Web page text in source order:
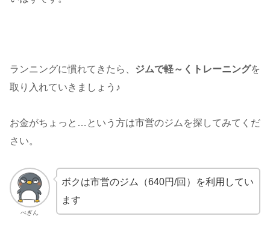
ランニングに慣れてきたら、 ジムで軽～くトレーニングを
取り入れていきましょう♪
お金がちょっと…という方は市営のジムを探してみてくだ
さい。
ぺぎん
ボクは市営のジム（640円/回）を利用してい
ます